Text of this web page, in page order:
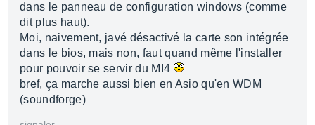
dans le panneau de configuration windows (comme
dit plus haut).
Moi, naivement, javé désactivé la carte son intégrée
dans le bios, mais non, faut quand même l'installer
pour pouvoir se servir du MI4
bref, ça marche aussi bien en Asio qu'en WDM
(soundforge)